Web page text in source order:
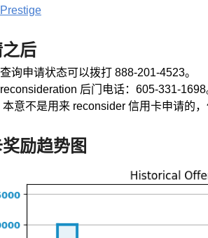
后
询申请状态可以拨打 888-201-4523。
后门电话：605-331-
本意不是用来 reconsider 信用卡申请的，
励趋势图